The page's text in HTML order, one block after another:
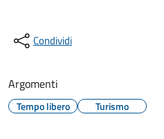
Condividi
Argomenti
Tempo libero Turismo